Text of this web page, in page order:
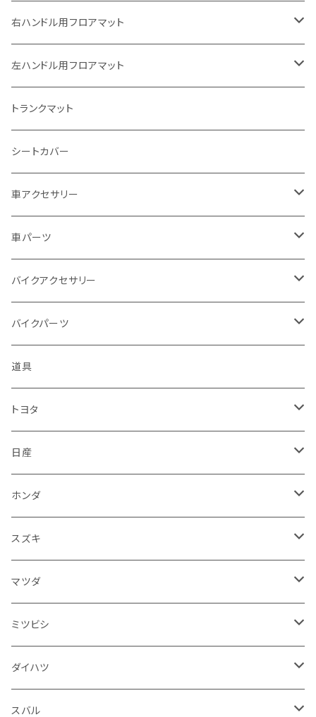
ヤマハ
スズキ
カワサキ
BMW
ドゥカティ - Ducati
トライアンフ
アプリリア - APRILIA
ハーレーダビッドソン - Harley-Davidson
KTM
右ハンドル用フロアマット
トヨタ
日産
ホンダ
スズキ
マツダ
ミツビシ
ダイハツ
スバル
レクサス
アウディ
BMW
メルセデス・ベンツ
フォルクスワーゲン
ジープ
ボルボ
ジャガー
左ハンドル用フロアマット
トヨタ
日産
ホンダ
スズキ
マツダ
ミツビシ
ダイハツ
スバル
レクサス
アウディ
BMW
メルセデス・ベンツ
フォルクスワーゲン
ジープ
ボルボ
トランクマット
シートカバー
車アクセサリー
トヨタ
日産
ホンダ
スズキ
マツダ
ミツビシ
ダイハツ
スバル
アルファロメオ
アストンマーティン
アウディ
ベントレー
車パーツ
ボンネット
ルーフ
ピラー
バンパー
フェンダー
サイドミラー
フロントガラス
リアバンパー
バックドアガラス
トランクリッド
ダッシュボード
バイクアクセサリー
ホンダ
ヤマハ
スズキ
カワサキ
ハーレーダビッドソン
BMW
トライアンフ
ドゥカティ
モトグッツイ
アプリリア
バイクパーツ
排気系
マフラー
サイレンサー
外装
シートカバー
燃料タンクキャップ
ハンドル系
ハンドル
ホーン
ブレーキ
ブレーキパッド
ブレーキ・クラッチレバー
エンジン
オルタネーター
オイルフィルター
電装系
スピードメーター
ウインカー
足回り
サスペンション
ホイール
駆動系
クラッチ
フレーム
道具
トヨタ
フロアマット
室内アクセサリー
収納ケース
ダッシュボード
ワイパー
ライト系
フォグランプ
ステアリング系
シートカバー
外装系
日産
フロアマット
電装系
ウインカー
トランクマット
ホンダ
フロアマット
運転席周り
トランクマット
フェンダー周り
フロントガラス回り
スズキ
フロアマット
フロントガラス回り
ウォッシャージェット
フェンダー周り
運転席周り
マツダ
フロアマット
ボンネット回り
フェンダー周り
ミツビシ
フロアマット
キーホルダー
ダイハツ
フロアマット
スバル